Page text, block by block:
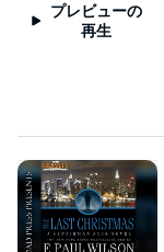
プレビューの
再生